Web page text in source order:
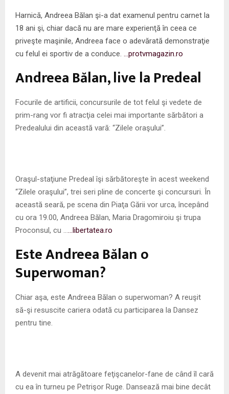
N
U
Harnică, Andreea Bălan şi-a dat examenul pentru carnet la
18 ani şi, chiar dacă nu are mare experienţă în ceea ce
priveşte maşinile, Andreea face o adevărată demonstraţie
cu felul ei sportiv de a conduce.
…protvmagazin.ro
Andreea Bălan, live la Predeal
Focurile de artificii, concursurile de tot felul şi vedete de
prim-rang vor fi atracţia celei mai importante sărbători a
Predealului din această vară: “Zilele oraşului”.
Oraşul-staţiune Predeal îşi sărbătoreşte în acest weekend
“Zilele oraşului”, trei seri pline de concerte şi concursuri. În
această seară, pe scena din Piaţa Gării vor urca, începând
cu ora 19.00, Andreea Bălan, Maria Dragomiroiu şi trupa
Proconsul, cu …
…libertatea.ro
Este Andreea Bălan o
Superwoman?
Chiar aşa, este Andreea Bălan o superwoman? A reuşit
să-şi resuscite cariera odată cu participarea la Dansez
pentru tine.
A devenit mai atrăgătoare feţişcanelor-fane de când îl cară
cu ea în turneu pe Petrişor Ruge. Dansează mai bine decât